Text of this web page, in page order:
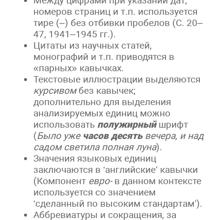
номеров страниц и т.п. используется
тире (–) без отбивки пробелов (С. 20–
47, 1941–1945 гг.).
Цитаты из научных статей,
монографий и т.п. приводятся в
«парных» кавычках.
Текстовые иллюстрации выделяются
курсивомбез кавычек;
дополнительно для выделения
анализируемых единиц можно
использовать полужирныйшрифт
(Было уже часов десятьвечера, и над
садом светила полная луна).
Значения языковых единиц
заключаются в ‘английские’ кавычки
(Компонент евро-в данном контексте
используется со значением
‘сделанный по высоким стандартам’).
Аббревиатуры и сокращения, за